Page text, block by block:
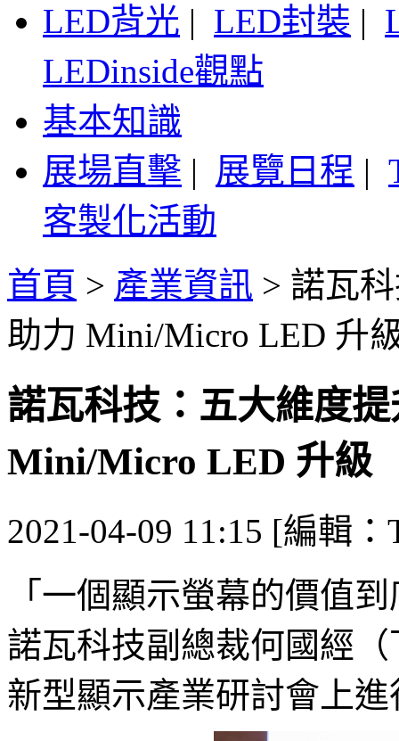
LED背光 | LED封裝 |
LEDinside觀點
基本知識
展場直擊 | 展覽日程 |
客製化活動
首頁 > 產業資訊 > 諾瓦
助力 Mini/Micro LED 升
諾瓦科技：五大維度
Mini/Micro LED 升級
2021-04-09 11:15 [編輯
「一個顯示螢幕的價值
諾瓦科技副總裁何國經
新型顯示產業研討會上